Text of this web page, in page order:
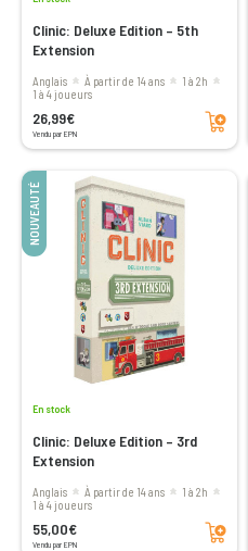
Clinic: Deluxe Edition – 5th
Extension
Anglais à partir de 14 ans
1 à 2h
1 à 4 joueurs
26,99€
Vendu par EPN
Ajouter au panier
NOUVEAUTÉ
En stock
Clinic: Deluxe Edition – 3rd
Extension
Anglais à partir de 14 ans
1 à 2h
1 à 4 joueurs
55,00€
Vendu par EPN
Ajouter au panier